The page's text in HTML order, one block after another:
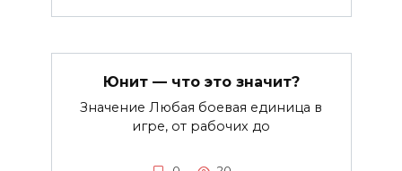
Юнит — что это значит?
Значение Любая боевая единица в
игре, от рабочих до